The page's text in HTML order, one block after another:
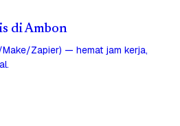
di Ambon
Zapier) — hemat jam kerja,